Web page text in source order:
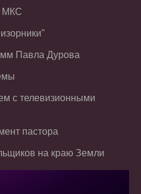
МКС
Павла Дурова
с телевизионными
пастора
на краю Земли